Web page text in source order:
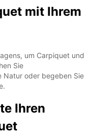
mit Ihrem
um Carpiquet und
Sie
Natur oder begeben Sie
Ihren